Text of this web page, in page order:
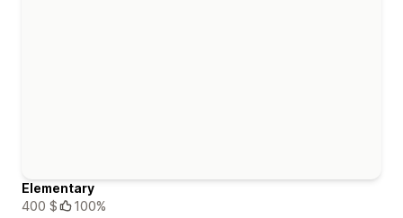
Elementary
400 $
100%